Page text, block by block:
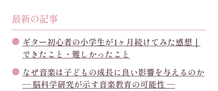
最新の記事
ギター初心者の小学生が1ヶ月続けてみた感想｜
できたこと・難しかったこと
なぜ音楽は子どもの成長に良い影響を与えるのか
― 脳科学研究が示す音楽教育の可能性 ―